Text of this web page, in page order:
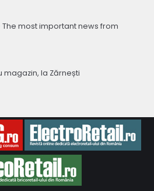
The most important news from
la Zărnești